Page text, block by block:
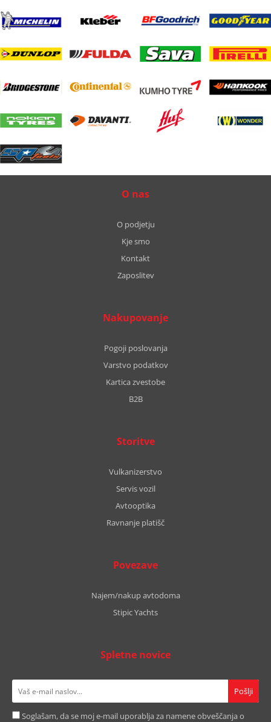
O nas
O podjetju
Kje smo
Kontakt
Zaposlitev
Nakupovanje
Pogoji poslovanja
Varstvo podatkov
Kartica zvestobe
B2B
Storitve
Vulkanizerstvo
Servis vozil
Avtooptika
Ravnanje platišč
Povezave
Najem/nakup avtodoma
Stipic Yachts
Spletne novice
Soglašam, da se moj e-mail uporablja za namene obveščanja o